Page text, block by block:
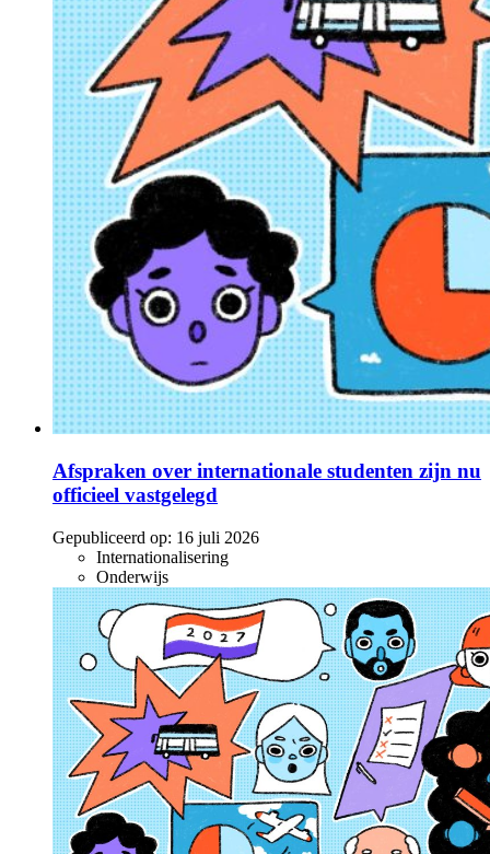
Afspraken over internationale studenten zijn nu
officieel vastgelegd
Gepubliceerd op: 16 juli 2026
Internationalisering
Onderwijs